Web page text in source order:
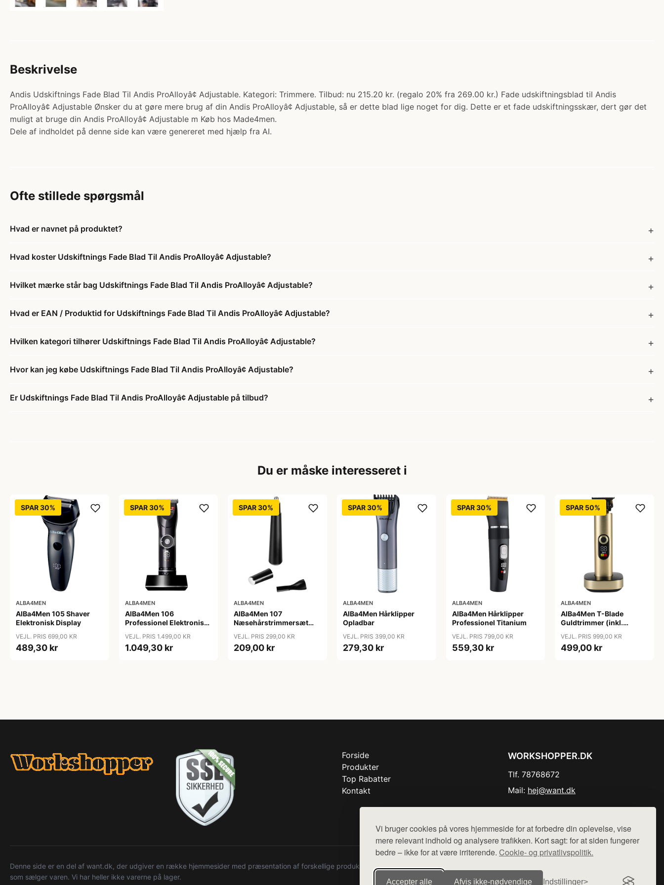
Vi bruger cookies på vores hjemmeside for at forbedre din oplevelse, vise
mere relevant indhold og analysere trafikken. Kort sagt: for at siden fungerer
bedre – ikke for at være irriterende. Cookie- og privatlivspolitik.
Accepter alle Afvis ikke‑nødvendige Indstillinger
Beskrivelse
Andis Udskiftnings Fade Blad Til Andis ProAlloyâ¢ Adjustable. Kategori: Trimmere. Tilbud: nu 215.20 kr. (regalo 20% fra 269.00 kr.) Fade udskiftningsblad til Andis
ProAlloyâ¢ Adjustable Ønsker du at gøre mere brug af din Andis ProAlloyâ¢ Adjustable, så er dette blad lige noget for dig. Dette er et fade udskiftningsskær, dert gør det
muligt at bruge din Andis ProAlloyâ¢ Adjustable m Køb hos Made4men.
Dele af indholdet på denne side kan være genereret med hjælp fra AI.
Ofte stillede spørgsmål
Hvad er navnet på produktet?
Hvad koster Udskiftnings Fade Blad Til Andis ProAlloyâ¢ Adjustable?
Hvilket mærke står bag Udskiftnings Fade Blad Til Andis ProAlloyâ¢ Adjustable?
Hvad er EAN / Produktid for Udskiftnings Fade Blad Til Andis ProAlloyâ¢ Adjustable?
Hvilken kategori tilhører Udskiftnings Fade Blad Til Andis ProAlloyâ¢ Adjustable?
Hvor kan jeg købe Udskiftnings Fade Blad Til Andis ProAlloyâ¢ Adjustable?
Er Udskiftnings Fade Blad Til Andis ProAlloyâ¢ Adjustable på tilbud?
Du er måske interesseret i
SPAR 30%
ALBA4MEN
AlBa4Men 105 Shaver
Elektronisk Display
VEJL. PRIS 699,00 KR
489,30 kr
SPAR 30%
ALBA4MEN
AlBa4Men 106
Professionel Elektronisk
VEJL. PRIS 1.499,00 KR
1.049,30 kr
SPAR 30%
ALBA4MEN
AlBa4Men 107
Næsehårstrimmersæt
VEJL. PRIS 299,00 KR
209,00 kr
SPAR 30%
ALBA4MEN
AlBa4Men Hårklipper
Opladbar
VEJL. PRIS 399,00 KR
279,30 kr
SPAR 30%
ALBA4MEN
AlBa4Men Hårklipper
Professionel Titanium
VEJL. PRIS 799,00 KR
559,30 kr
SPAR 50%
ALBA4MEN
AlBa4Men T-Blade
Guldtrimmer (inkl.
VEJL. PRIS 999,00 KR
499,00 kr
Forside
Produkter
Top Rabatter
Kontakt
WORKSHOPPER.DK
Tlf. 78768672
Mail: hej@want.dk
Denne side er en del af want.dk, der udgiver en række hjemmesider med præsentation af forskellige produkter fra diverse webshops. Der sælges ikke varer fra denne side - vi henviser til de shops,
som sælger varen. Vi har heller ikke varerne på lager.